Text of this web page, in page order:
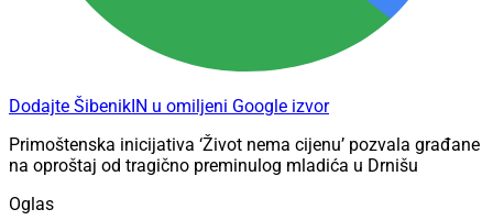
Dodajte ŠibenikIN u omiljeni Google izvor
Primoštenska inicijativa ‘Život nema cijenu’ pozvala građane
na oproštaj od tragično preminulog mladića u Drnišu
Oglas